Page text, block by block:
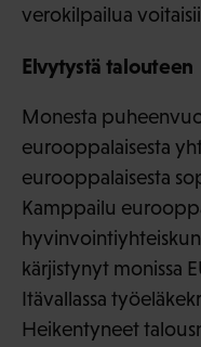
verokilpailua
Elvytystä talouteen
Monesta
eurooppalaisesta
eurooppalaisesta
Kamppailu
kärjistynyt monissa
Itävallassa
Heikentyneet